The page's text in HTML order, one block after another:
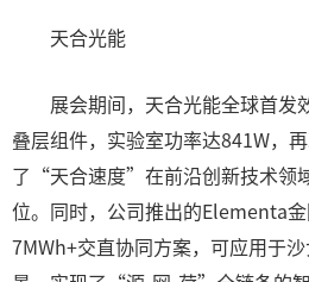
天合光能
展会期间，天合光能全球首发
叠层组件，实验室功率达841W，
了“天合速度”在前沿创新技术领
位。同时，公司推出的Elementa
7MWh+交直协同方案，可应用于